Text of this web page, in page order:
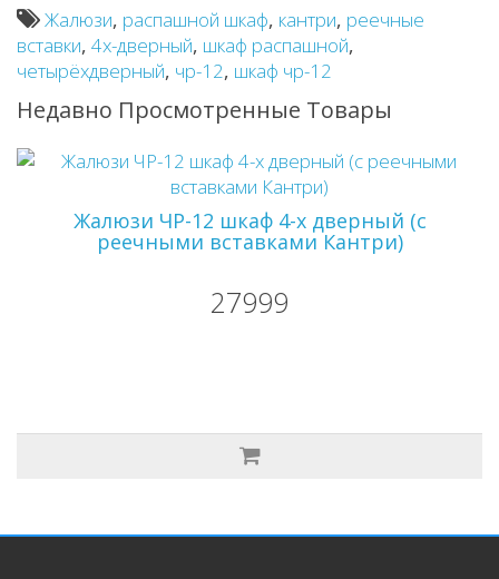
Жалюзи, распашной шкаф, кантри, реечные
вставки, 4х-дверный, шкаф распашной,
четырёхдверный, чр-12, шкаф чр-12
Недавно Просмотренные Товары
Жалюзи ЧР-12 шкаф 4-х дверный (с
реечными вставками Кантри)
27999